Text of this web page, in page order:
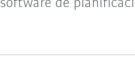
software de